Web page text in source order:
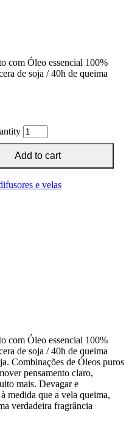
com Óleo essencial 100%
de soja / 40h de queima
Add to cart
e velas
com Óleo essencial 100%
de soja / 40h de queima
Combinações de Óleos puros
pensamento claro,
mais. Devagar e
medida que a vela queima,
verdadeira fragrância